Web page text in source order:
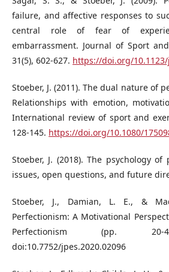
failure, and affective responses to
central role of fear of
embarrassment. Journal of Sport
31(5), 602-627. https://doi.org/
Stoeber, J. (2011). The dual nature of
Relationships with emotion,
International review of sport and
128-145. https://doi.org/10.1080/
Stoeber, J. (2018). The psychology
issues, open questions, and future
Stoeber, J., Damian, L. E., &
Perfectionism: A Motivational
Perfectionism (pp. 20-
doi:10.7752/jpes.2020.02096